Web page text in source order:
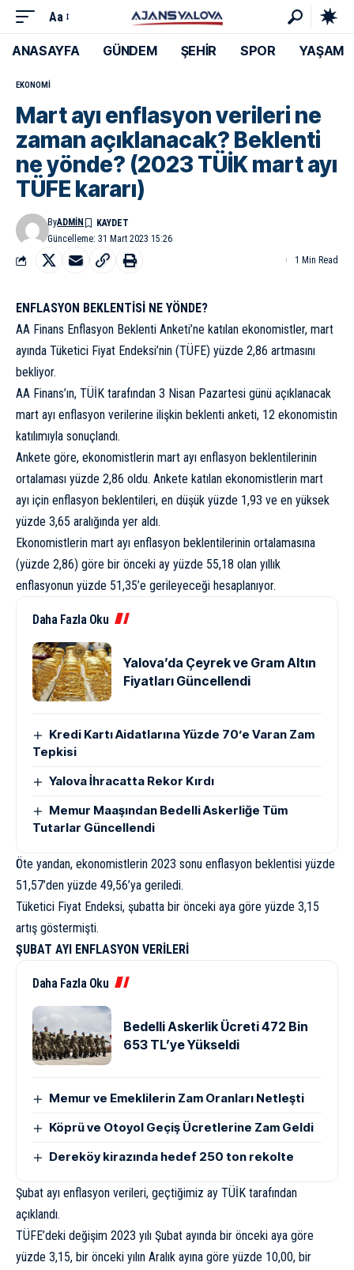
Aa
ANASAYFA GÜNDEM ŞEHİR SPOR YAŞAM
EKONOMI
Mart ayı enflasyon verileri ne
zaman açıklanacak? Beklenti
ne yönde? (2023 TÜİK mart ayı
TÜFE kararı)
Güncelleme: 31 Mart 2023 15:26
ByADMIN
1 Min Read
ENFLASYON BEKLENTİSİ NE YÖNDE?
AA Finans Enflasyon Beklenti Anketi’ne katılan ekonomistler, mart
ayında Tüketici Fiyat Endeksi’nin (TÜFE) yüzde 2,86 artmasını
bekliyor.
AA Finans’ın, TÜİK tarafından 3 Nisan Pazartesi günü açıklanacak
mart ayı enflasyon verilerine ilişkin beklenti anketi, 12 ekonomistin
katılımıyla sonuçlandı.
Ankete göre, ekonomistlerin mart ayı enflasyon beklentilerinin
ortalaması yüzde 2,86 oldu. Ankete katılan ekonomistlerin mart
ayı için enflasyon beklentileri, en düşük yüzde 1,93 ve en yüksek
yüzde 3,65 aralığında yer aldı.
Ekonomistlerin mart ayı enflasyon beklentilerinin ortalamasına
(yüzde 2,86) göre bir önceki ay yüzde 55,18 olan yıllık
enflasyonun yüzde 51,35’e gerileyeceği hesaplanıyor.
Daha Fazla Oku
Yalova’da Çeyrek ve Gram Altın
Fiyatları Güncellendi
Kredi Kartı Aidatlarına Yüzde 70’e Varan Zam
Tepkisi
Yalova İhracatta Rekor Kırdı
Memur Maaşından Bedelli Askerliğe Tüm
Tutarlar Güncellendi
Öte yandan, ekonomistlerin 2023 sonu enflasyon beklentisi yüzde
51,57’den yüzde 49,56’ya geriledi.
Tüketici Fiyat Endeksi, şubatta bir önceki aya göre yüzde 3,15
artış göstermişti.
ŞUBAT AYI ENFLASYON VERİLERİ
Daha Fazla Oku
Bedelli Askerlik Ücreti 472 Bin
653 TL’ye Yükseldi
Memur ve Emeklilerin Zam Oranları Netleşti
Köprü ve Otoyol Geçiş Ücretlerine Zam Geldi
Dereköy kirazında hedef 250 ton rekolte
Şubat ayı enflasyon verileri, geçtiğimiz ay TÜİK tarafından
açıklandı.
TÜFE’deki değişim 2023 yılı Şubat ayında bir önceki aya göre
yüzde 3,15, bir önceki yılın Aralık ayına göre yüzde 10,00, bir